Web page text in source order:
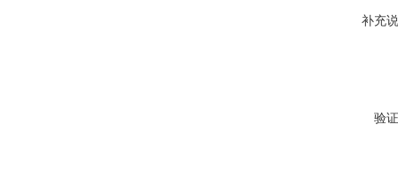
补充
验